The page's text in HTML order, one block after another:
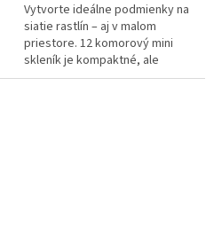
Vytvorte ideálne podmienky na
siatie rastlín – aj v malom
priestore. 12 komorový mini
skleník je kompaktné, ale
neuveriteľne efektívne riešenie